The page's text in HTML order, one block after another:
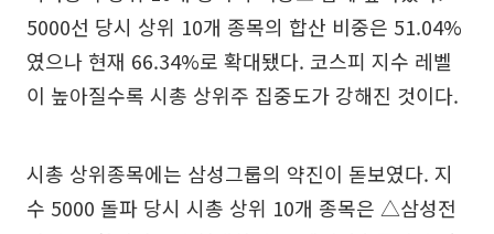
5000선 당시 상위 10개 종목의 합산 비중은 51.04%
였으나 현재 66.34%로 확대됐다. 코스피 지수 레벨
이 높아질수록 시총 상위주 집중도가 강해진 것이다.
시총 상위종목에는 삼성그룹의 약진이 돋보였다. 지
수 5000 돌파 당시 시총 상위 10개 종목은 △삼성전